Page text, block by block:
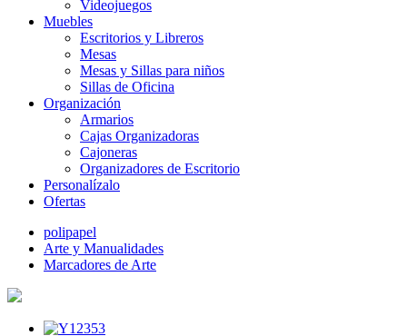
Videojuegos
Muebles
Escritorios y Libreros
Mesas
Mesas y Sillas para niños
Sillas de Oficina
Organización
Armarios
Cajas Organizadoras
Cajoneras
Organizadores de Escritorio
Personalízalo
Ofertas
polipapel
Arte y Manualidades
Marcadores de Arte